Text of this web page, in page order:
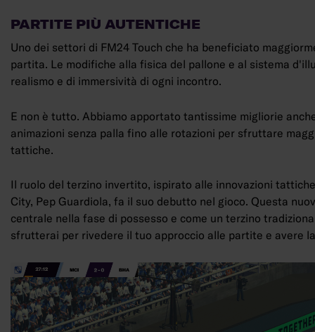
PARTITE PIÙ AUTENTICHE
Uno dei settori di FM24 Touch che ha beneficiato
partita. Le modifiche alla fisica del pallone e al sistema
realismo e di immersività di ogni incontro.
E non è tutto. Abbiamo apportato tantissime migliorie
animazioni senza palla fino alle rotazioni per sfruttare
tattiche.
Il ruolo del terzino invertito, ispirato alle innovazioni
City, Pep Guardiola, fa il suo debutto nel gioco. Questa
centrale nella fase di possesso e come un terzino
sfrutterai per rivedere il tuo approccio alle partite e avere